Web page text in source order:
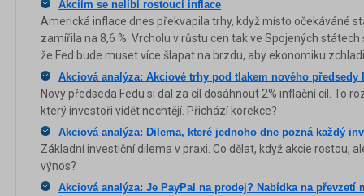
Akciím se nelíbí rostoucí inflace
Americká inflace dnes překvapila trhy, když místo očekáváné
zamířila na 8,6 %. Vrcholu v růstu cen tak ve Spojených
že Fed bude muset více šlapat na brzdu, aby ekonomiku
Akciová analýza: Akciové trhy pod tlakem nového předsedy
Nový předseda Fedu si dal za cíl dosáhnout 2% inflační cíl. To
který investoři vidět nechtějí. Přichází korekce?
Akciová analýza: Dilema, které jednoho dne pozná každý
Základní investiční dilema v praxi. Co dělat, když akcie rostou,
výnos?
Akciová analýza: Je PayPal na prodej? Nabídka na